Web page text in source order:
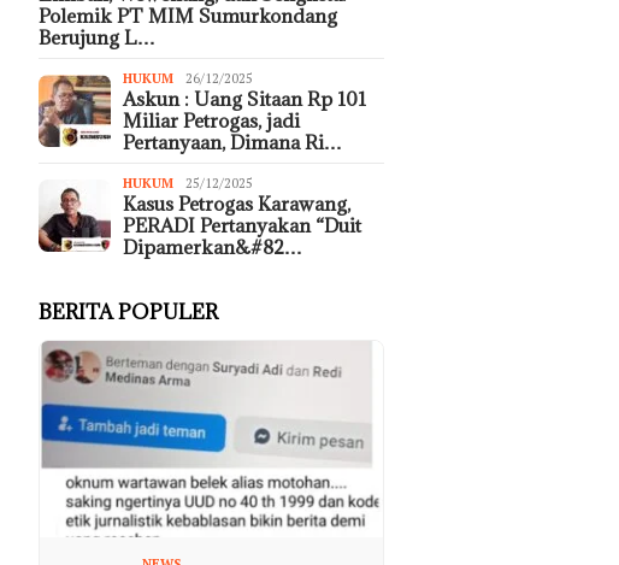
Polemik PT MIM Sumurkondang
Berujung L…
HUKUM 26/12/2025
Askun : Uang Sitaan Rp 101
Miliar Petrogas, jadi
Pertanyaan, Dimana Ri…
HUKUM 25/12/2025
Kasus Petrogas Karawang,
PERADI Pertanyakan “Duit
Dipamerkan&#82…
BERITA POPULER